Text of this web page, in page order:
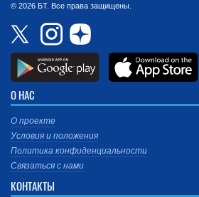
© 2026 БТ. Все права защищены.
О НАС
О проекте
Условия и положения
Политика конфиденциальности
Связаться с нами
КОНТАКТЫ